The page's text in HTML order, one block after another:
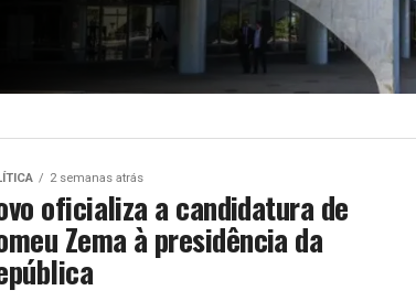
2 semanas atrás
oficializa a candidatura de
Zema à presidência da